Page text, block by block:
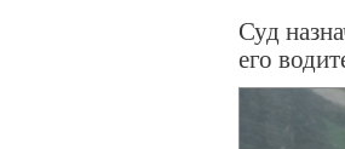
Суд
его